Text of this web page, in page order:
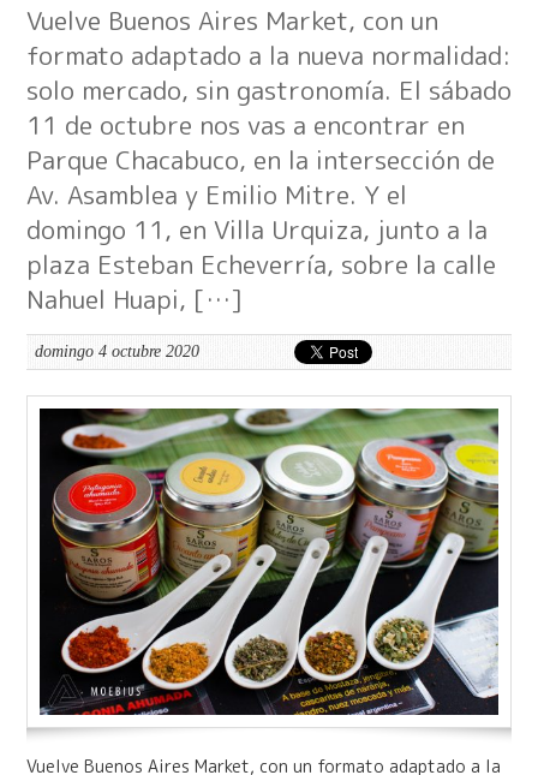
Vuelve Buenos Aires Market, con un
formato adaptado a la nueva normalidad:
solo mercado, sin gastronomía. El sábado
11 de octubre nos vas a encontrar en
Parque Chacabuco, en la intersección de
Av. Asamblea y Emilio Mitre. Y el
domingo 11, en Villa Urquiza, junto a la
plaza Esteban Echeverría, sobre la calle
Nahuel Huapi, […]
domingo 4 octubre 2020
Vuelve Buenos Aires Market, con un formato adaptado a la